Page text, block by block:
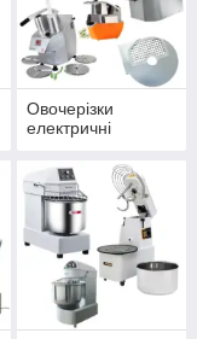
Овочерізки
електричні